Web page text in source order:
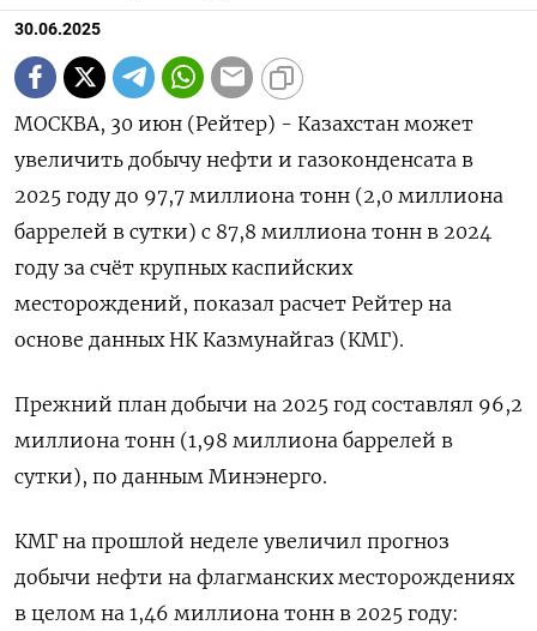
30.06.2025
МОСКВА, 30 июн (Рейтер) - Казахстан может
увеличить добычу нефти и газоконденсата в
2025 году до 97,7 миллиона тонн (2,0 миллиона
баррелей в сутки) с 87,8 миллиона тонн в 2024
году за счёт крупных каспийских
месторождений, показал расчет Рейтер на
основе данных НК Казмунайгаз (КМГ).
Прежний план добычи на 2025 год составлял 96,2
миллиона тонн (1,98 миллиона баррелей в
сутки), по данным Минэнерго.
КМГ на прошлой неделе увеличил прогноз
добычи нефти на флагманских месторождениях
в целом на 1,46 миллиона тонн в 2025 году: